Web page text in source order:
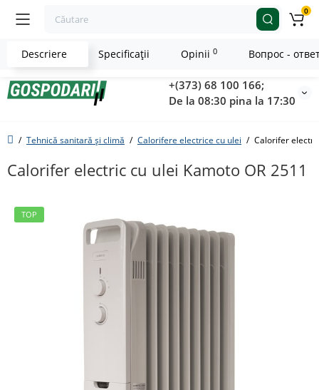
+(373) 68 100 166;
De la 08:30 pina la 17:30
0
Tehnică sanitară și climă Calorifere electrice cu ulei Calorifer
Calorifer electric cu ulei Kamoto OR 2511
TOP
Descriere Specificaţii Opinii 0 Вопрос -